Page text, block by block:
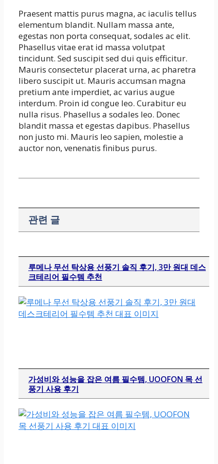
Praesent mattis purus magna, ac iaculis tellus
elementum blandit. Nullam massa ante,
egestas non porta consequat, sodales ac elit.
Phasellus vitae erat id massa volutpat
tincidunt. Sed suscipit sed dui quis efficitur.
Mauris consectetur placerat urna, ac pharetra
libero suscipit ut. Mauris accumsan magna
pretium ante imperdiet, ac varius augue
interdum. Proin id congue leo. Curabitur eu
nulla risus. Phasellus a sodales leo. Donec
blandit massa et egestas dapibus. Phasellus
non justo mi. Mauris leo sapien, molestie a
auctor non, venenatis finibus purus.
관련 글
루메나 무선 탁상용 선풍기 솔직 후기, 3만 원대 데스
크테리어 필수템 추천
가성비와 성능을 잡은 여름 필수템, UOOFON 목 선
풍기 사용 후기